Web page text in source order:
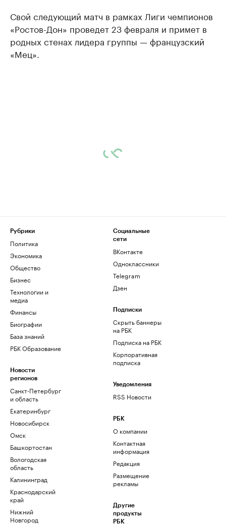
Свой следующий матч в рамках Лиги чемпионов
«Ростов-Дон» проведет 23 февраля и примет в
родных стенах лидера группы — французский
«Мец».
Рубрики
Политика
Экономика
Общество
Бизнес
Технологии и
медиа
Финансы
Биографии
База знаний
РБК Образование
Новости
регионов
Санкт-Петербург
и область
Екатеринбург
Новосибирск
Омск
Башкортостан
Вологодская
область
Калининград
Краснодарский
край
Нижний
Новгород
Социальные
сети
ВКонтакте
Одноклассники
Telegram
Дзен
Подписки
Скрыть баннеры
на РБК
Подписка на РБК
Корпоративная
подписка
Уведомления
RSS Новости
РБК
О компании
Контактная
информация
Редакция
Размещение
рекламы
Другие
продукты
РБК